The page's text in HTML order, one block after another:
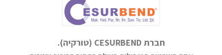
חברת CESURBEND (טורקיה).